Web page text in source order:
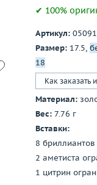
✔ 100%
Артикул:
Размер: 17.5,
18
Как заказать
Материал:
Вес: 7.76 г
Вставки:
8
2 аметиста
1 цитрин